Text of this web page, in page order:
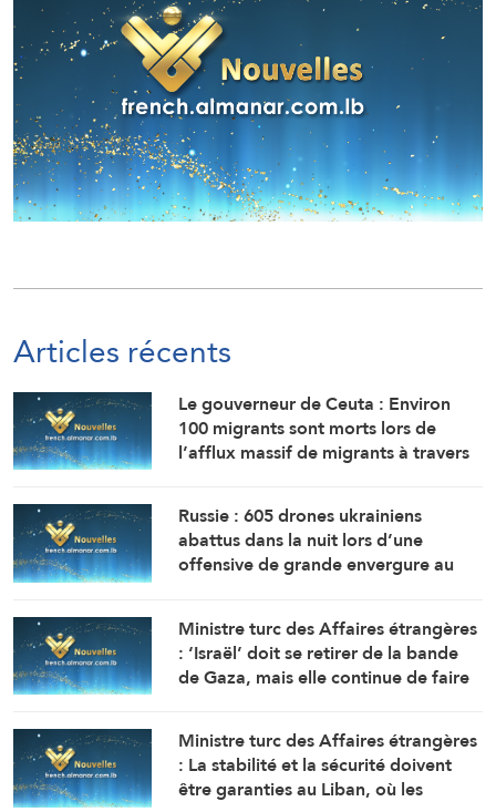
Articles récents
Le gouverneur de Ceuta : Environ
100 migrants sont morts lors de
l’afflux massif de migrants à travers
Russie : 605 drones ukrainiens
abattus dans la nuit lors d’une
offensive de grande envergure au
Ministre turc des Affaires étrangères
: ‘Israël’ doit se retirer de la bande
de Gaza, mais elle continue de faire
Ministre turc des Affaires étrangères
: La stabilité et la sécurité doivent
être garanties au Liban, où les